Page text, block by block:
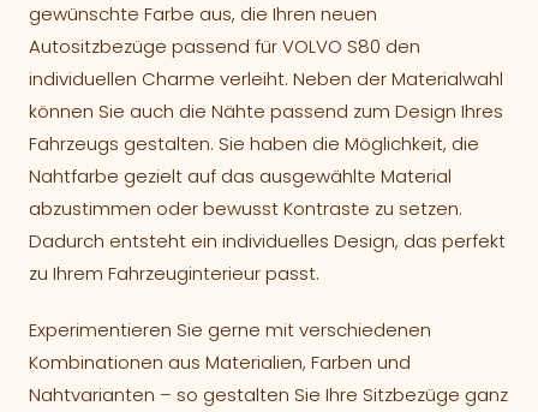
gewünschte Farbe aus, die Ihren neuen
Autositzbezüge passend für VOLVO S80 den
individuellen Charme verleiht. Neben der Materialwahl
können Sie auch die Nähte passend zum Design Ihres
Fahrzeugs gestalten. Sie haben die Möglichkeit, die
Nahtfarbe gezielt auf das ausgewählte Material
abzustimmen oder bewusst Kontraste zu setzen.
Dadurch entsteht ein individuelles Design, das perfekt
zu Ihrem Fahrzeuginterieur passt.
Experimentieren Sie gerne mit verschiedenen
Kombinationen aus Materialien, Farben und
Nahtvarianten – so gestalten Sie Ihre Sitzbezüge ganz